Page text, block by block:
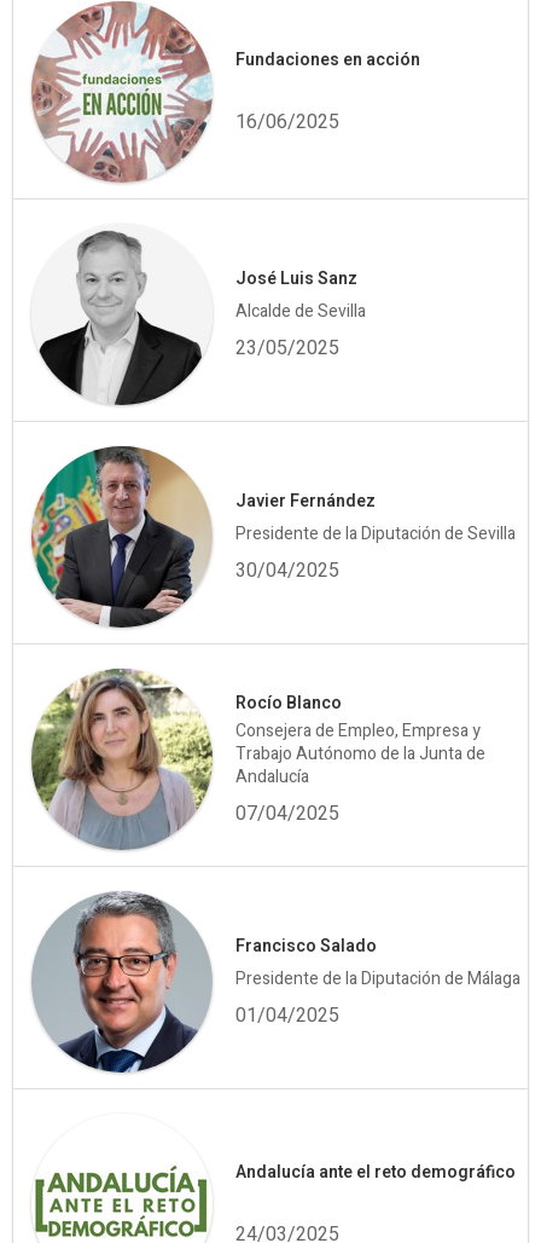
Fundaciones en acción
16/06/2025
José Luis Sanz
Alcalde de Sevilla
23/05/2025
Javier Fernández
Presidente de la Diputación de Sevilla
30/04/2025
Rocío Blanco
Consejera de Empleo, Empresa y
Trabajo Autónomo de la Junta de
Andalucía
07/04/2025
Francisco Salado
Presidente de la Diputación de Málaga
01/04/2025
Andalucía ante el reto demográfico
24/03/2025